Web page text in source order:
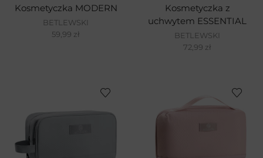
Kosmetyczka MODERN
BETLEWSKI
59,99 zł
Kosmetyczka z
uchwytem ESSENTIAL
BETLEWSKI
72,99 zł